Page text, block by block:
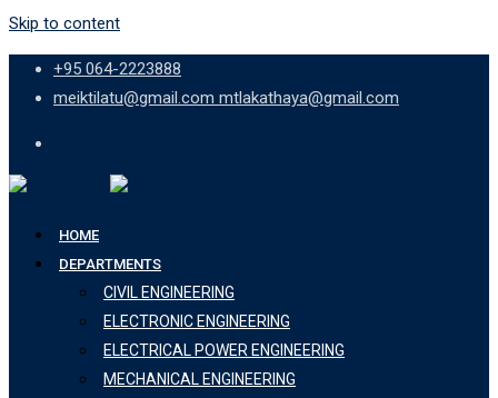
Skip to content
+95 064-2223888
meiktilatu@gmail.com mtlakathaya@gmail.com
HOME
DEPARTMENTS
CIVIL ENGINEERING
ELECTRONIC ENGINEERING
ELECTRICAL POWER ENGINEERING
MECHANICAL ENGINEERING